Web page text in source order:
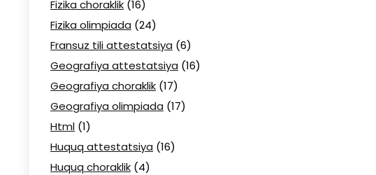
Fizika choraklik (16)
Fizika olimpiada (24)
Fransuz tili attestatsiya (6)
Geografiya attestatsiya (16)
Geografiya choraklik (17)
Geografiya olimpiada (17)
Html (1)
Huquq attestatsiya (16)
Huquq choraklik (4)